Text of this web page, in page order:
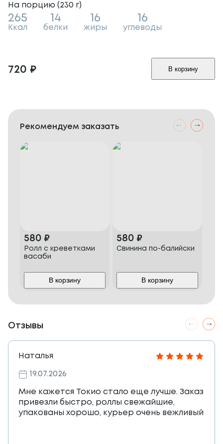
На порцию (230 г)
265
Ккал
14
белки
16
жиры
16
углеводы
720 ₽ В корзину
Рекомендуем заказать
580 ₽
Ролл с креветками
васаби
В корзину
580 ₽
Свинина по-балийски
В корзину
Отзывы
Наталья
19.07.2026
Мне кажется Токио стало еще лучше. Заказ
привезли быстро, роллы свежайшие,
упакованы хорошо, курьер очень вежливый